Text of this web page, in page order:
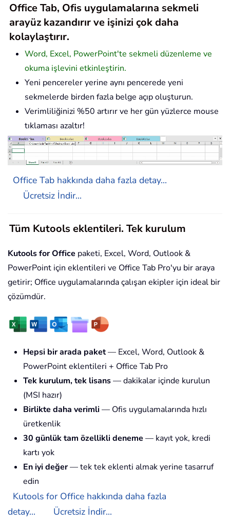
Office Tab, Ofis uygulamalarına sekmeli
arayüz kazandırır ve işinizi çok daha
kolaylaştırır.
Word, Excel, PowerPoint'te sekmeli düzenleme ve
okuma işlevini etkinleştirin.
Yeni pencereler yerine aynı pencerede yeni
sekmelerde birden fazla belge açıp oluşturun.
Verimliliğinizi %50 artırır ve her gün yüzlerce mouse
tıklaması azaltır!
Office Tab hakkında daha fazla detay...
Ücretsiz İndir...
Tüm Kutools eklentileri. Tek kurulum
Kutools for Office paketi, Excel, Word, Outlook &
PowerPoint için eklentileri ve Office Tab Pro'yu bir araya
getirir; Office uygulamalarında çalışan ekipler için ideal bir
çözümdür.
Hepsi bir arada paket— Excel, Word, Outlook &
PowerPoint eklentileri + Office Tab Pro
Tek kurulum, tek lisans— dakikalar içinde kurulun
(MSI hazır)
Birlikte daha verimli — Ofis uygulamalarında hızlı
üretkenlik
30 günlük tam özellikli deneme — kayıt yok, kredi
kartı yok
En iyi değer— tek tek eklenti almak yerine tasarruf
edin
Kutools for Office hakkında daha fazla
detay...
Ücretsiz İndir...